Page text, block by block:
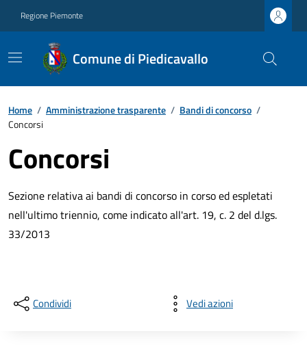
Regione Piemonte
Comune di Piedicavallo
Home / Amministrazione trasparente / Bandi di concorso /
Concorsi
Concorsi
Sezione relativa ai bandi di concorso in corso ed espletati
nell'ultimo triennio, come indicato all'art. 19, c. 2 del d.lgs.
33/2013
Condividi Vedi azioni